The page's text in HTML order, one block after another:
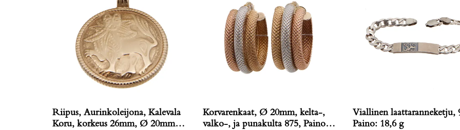
Riipus, Aurinkoleijona, Kalevala
Koru, korkeus 26mm, Ø 20mm,
Korvarenkaat, Ø 20mm, kelta-,
valko-, ja punakulta 875, Paino:
Viallinen laattaranneketju,
Paino: 18,6 g